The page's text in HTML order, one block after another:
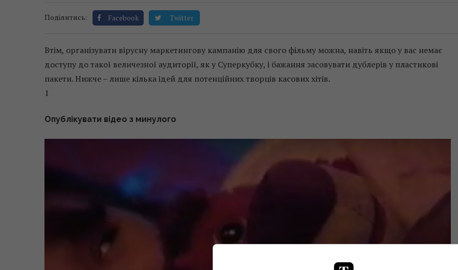
Поділитись: Facebook Twitter
Втім, організувати вірусну маркетингову кампанію для свого фільму можна, навіть якщо у вас немає
доступу до такої величезної аудиторії, як у Суперкубку, і бажання засовувати дублерів у пластикові
пакети. Нижче – лише кілька ідей для потенційних творців касових хітів.
1
Опублікувати відео з минулого